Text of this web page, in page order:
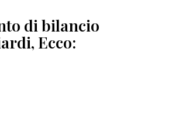
di bilancio
Ecco: